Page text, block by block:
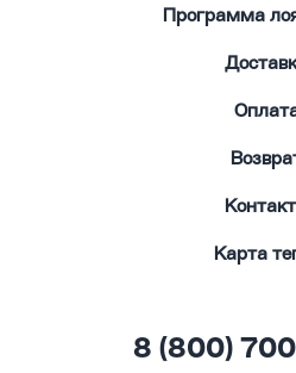
Программа
Карта
8 (800)